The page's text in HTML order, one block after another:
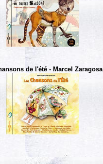
de l'été - Marcel Zaragosa